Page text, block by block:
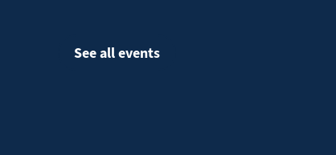
See all events